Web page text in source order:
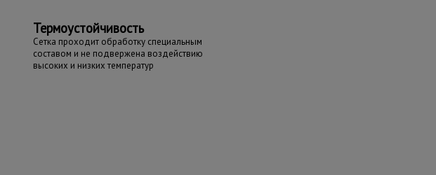
Термоустойчивость
Сетка проходит обработку специальным
составом и не подвержена воздействию
высоких и низких температур